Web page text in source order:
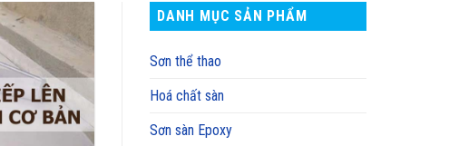
DANH MỤC SẢN PHẨM
Sơn thể thao
Hoá chất sàn
Sơn sàn Epoxy